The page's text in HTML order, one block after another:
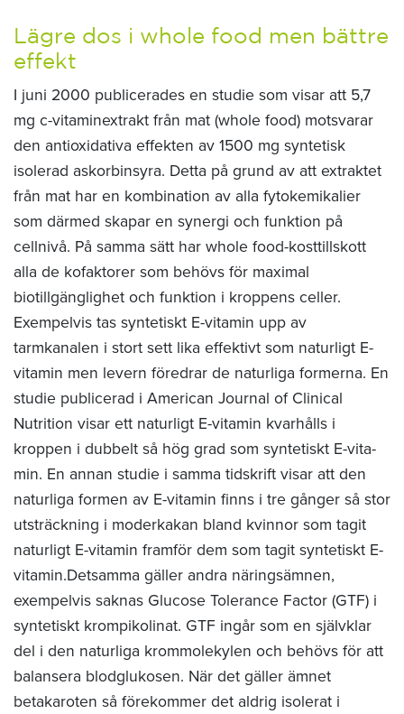
Lägre dos i whole food men bättre
effekt
I juni 2000 publicerades en studie som visar att 5,7
mg c-vitaminextrakt från mat (whole food) motsvarar
den antioxidativa effekten av 1500 mg syntetisk
isolerad askorbinsyra. Detta på grund av att extraktet
från mat har en kombination av alla fytokemikalier
som därmed skapar en synergi och funktion på
cellnivå. På samma sätt har whole food-kosttillskott
alla de kofaktorer som behövs för maximal
biotillgänglighet och funktion i kroppens celler.
Exempelvis tas syntetiskt E-vitamin upp av
tarmkanalen i stort sett lika effektivt som naturligt E-
vitamin men levern föredrar de naturliga formerna. En
studie publicerad i American Journal of Clinical
Nutrition visar ett naturligt E-vitamin kvarhålls i
kroppen i dubbelt så hög grad som syntetiskt E-vita­
min. En annan studie i samma tidskrift visar att den
naturliga formen av E-vitamin finns i tre gånger så stor
utsträckning i moderkakan bland kvinnor som tagit
naturligt E-vitamin framför dem som tagit syntetiskt E-
vitamin.Detsamma gäller andra näringsämnen,
exempelvis saknas Glucose Tolerance Factor (GTF) i
syntetiskt krompikolinat. GTF ingår som en självklar
del i den naturliga krommolekylen och behövs för att
balansera blodglukosen. När det gäller ämnet
betakaroten så förekommer det aldrig isolerat i